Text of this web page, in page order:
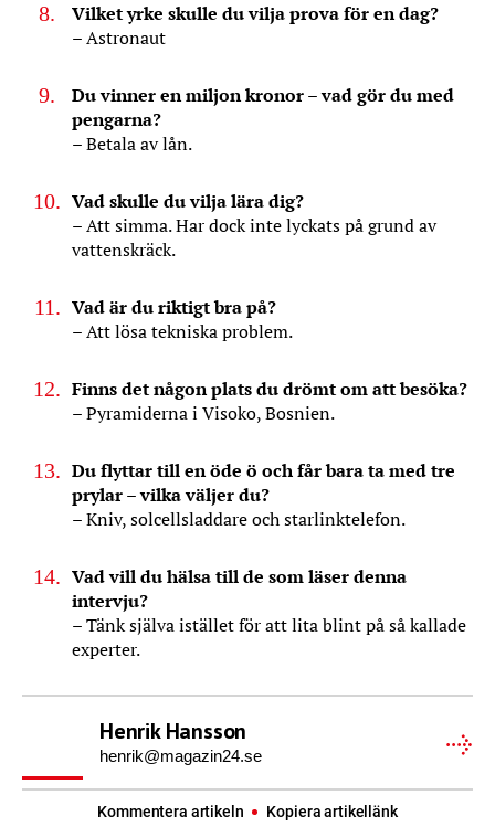
Vilket yrke skulle du vilja prova för en dag?
– Astronaut
Du vinner en miljon kronor – vad gör du med
pengarna?
– Betala av lån.
Vad skulle du vilja lära dig?
– Att simma. Har dock inte lyckats på grund av
vattenskräck.
Vad är du riktigt bra på?
– Att lösa tekniska problem.
Finns det någon plats du drömt om att besöka?
– Pyramiderna i Visoko, Bosnien.
Du flyttar till en öde ö och får bara ta med tre
prylar – vilka väljer du?
– Kniv, solcellsladdare och starlinktelefon.
Vad vill du hälsa till de som läser denna
intervju?
– Tänk själva istället för att lita blint på så kallade
experter.
Henrik Hansson
henrik@magazin24.se
Kommentera artikeln Kopiera artikellänk